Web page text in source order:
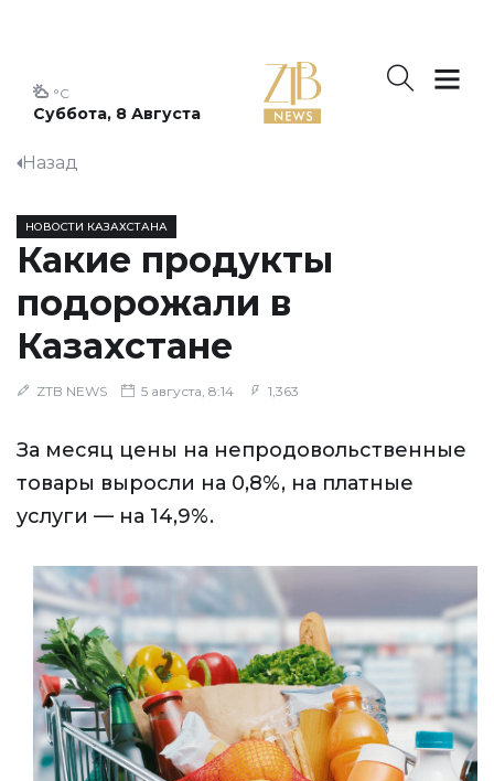
Суббота, 8 Августа
°C
Назад
НОВОСТИ КАЗАХСТАНА
Какие продукты
подорожали в
Казахстане
ZTB NEWS 5 августа, 8:14 1,363
За месяц цены на непродовольственные
товары выросли на 0,8%, на платные
услуги — на 14,9%.